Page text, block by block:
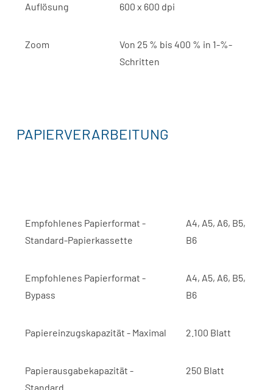
Auflösung 600 x 600 dpi
Zoom
Von 25 % bis 400 % in 1-%-
Schritten
PAPIERVERARBEITUNG
Empfohlenes Papierformat -
Standard-Papierkassette
A4, A5, A6, B5,
B6
Empfohlenes Papierformat -
Bypass
A4, A5, A6, B5,
B6
Papiereinzugskapazität - Maximal 2.100 Blatt
Papierausgabekapazität -
Standard
250 Blatt